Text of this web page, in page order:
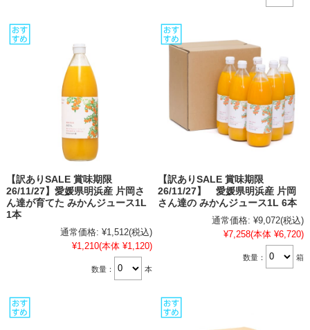
【訳ありSALE 賞味期限
26/11/27】愛媛県明浜産 片岡さ
ん達が育てた みかんジュース1L
1本
通常価格: ¥1,512(税込)
¥1,210(本体 ¥1,120)
数量： 本
【訳ありSALE 賞味期限
26/11/27】 愛媛県明浜産 片岡
さん達の みかんジュース1L 6本
通常価格: ¥9,072(税込)
¥7,258(本体 ¥6,720)
数量： 箱